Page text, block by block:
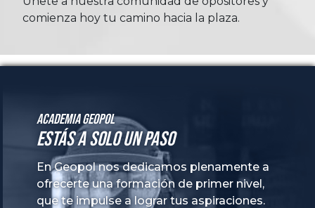
comienza hoy tu camino hacia la plaza.
Academia GeoPol
Estás a solo un paso
En Geopol nos dedicamos plenamente a
ofrecerte una formación de primer nivel,
que te impulse a lograr tus aspiraciones.